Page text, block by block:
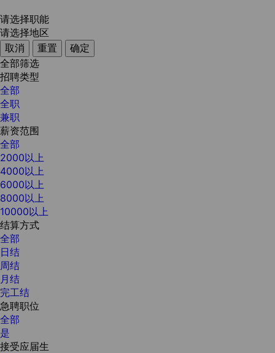
请选择职能
请选择地区
取消
重置
确定
全部筛选
招聘类型
全部
全职
兼职
薪资范围
全部
2000以上
4000以上
6000以上
8000以上
10000以上
结算方式
全部
日结
周结
月结
完工结
急聘职位
全部
是
接受应届生